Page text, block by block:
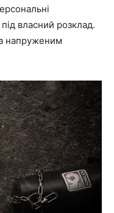
власний розклад.
напруженим